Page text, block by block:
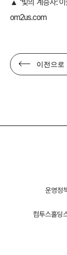
▲ ‘빛의 계승자:
om2us.com
이전으로
운영정
컴투스홀딩